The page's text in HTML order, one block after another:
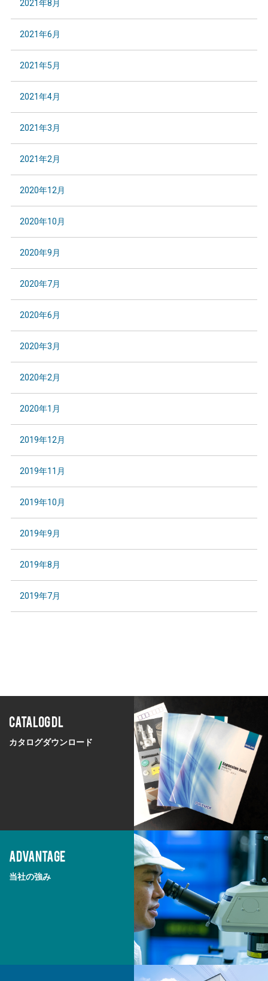
2021年8月
2021年6月
2021年5月
2021年4月
2021年3月
2021年2月
2020年12月
2020年10月
2020年9月
2020年7月
2020年6月
2020年3月
2020年2月
2020年1月
2019年12月
2019年11月
2019年10月
2019年9月
2019年8月
2019年7月
CATALOG DL
カタログダウンロード
ADVANTAGE
当社の強み